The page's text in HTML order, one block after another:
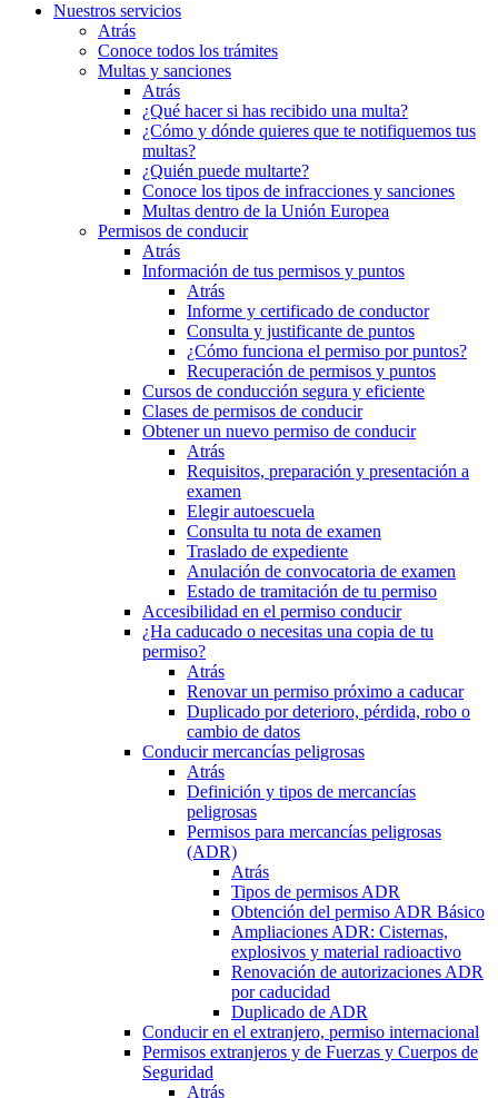
Nuestros servicios
Atrás
Conoce todos los trámites
Multas y sanciones
Atrás
¿Qué hacer si has recibido una multa?
¿Cómo y dónde quieres que te notifiquemos tus
multas?
¿Quién puede multarte?
Conoce los tipos de infracciones y sanciones
Multas dentro de la Unión Europea
Permisos de conducir
Atrás
Información de tus permisos y puntos
Atrás
Informe y certificado de conductor
Consulta y justificante de puntos
¿Cómo funciona el permiso por puntos?
Recuperación de permisos y puntos
Cursos de conducción segura y eficiente
Clases de permisos de conducir
Obtener un nuevo permiso de conducir
Atrás
Requisitos, preparación y presentación a
examen
Elegir autoescuela
Consulta tu nota de examen
Traslado de expediente
Anulación de convocatoria de examen
Estado de tramitación de tu permiso
Accesibilidad en el permiso conducir
¿Ha caducado o necesitas una copia de tu
permiso?
Atrás
Renovar un permiso próximo a caducar
Duplicado por deterioro, pérdida, robo o
cambio de datos
Conducir mercancías peligrosas
Atrás
Definición y tipos de mercancías
peligrosas
Permisos para mercancías peligrosas
(ADR)
Atrás
Tipos de permisos ADR
Obtención del permiso ADR Básico
Ampliaciones ADR: Cisternas,
explosivos y material radioactivo
Renovación de autorizaciones ADR
por caducidad
Duplicado de ADR
Conducir en el extranjero, permiso internacional
Permisos extranjeros y de Fuerzas y Cuerpos de
Seguridad
Atrás